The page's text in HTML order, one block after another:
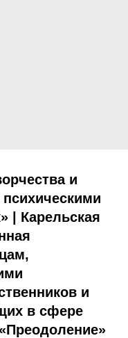
и
| Карельская
и
в сфере